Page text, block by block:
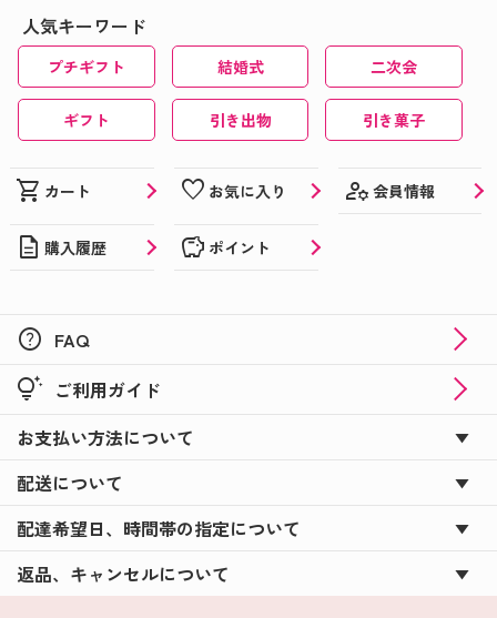
人気キーワード
プチギフト 結婚式 二次会
ギフト 引き出物 引き菓子
shopping_cart カート favorite お気に入り manage_accounts 会員情報
description 購入履歴 savings ポイント
help FAQ
tips_and_updates ご利用ガイド
お支払い方法について
配送について
配達希望日、時間帯の指定について
返品、キャンセルについて